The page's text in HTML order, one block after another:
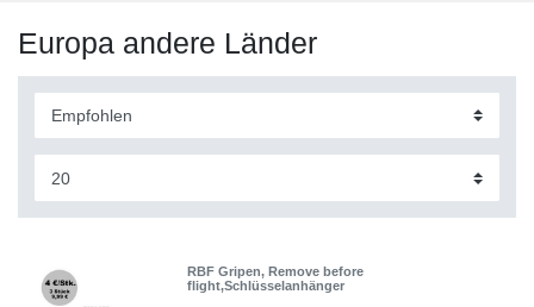
Europa andere Länder
RBF Gripen, Remove before
flight,Schlüsselanhänger